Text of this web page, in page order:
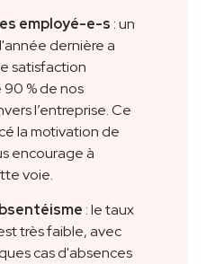
employé-e-s : un
dernière a
satisfaction
% de nos
l’entreprise. Ce
la motivation de
encourage à
voie.
: le taux
très faible, avec
cas d'absences